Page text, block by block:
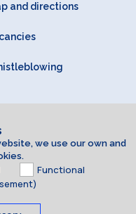
and directions
we use our own and
Functional